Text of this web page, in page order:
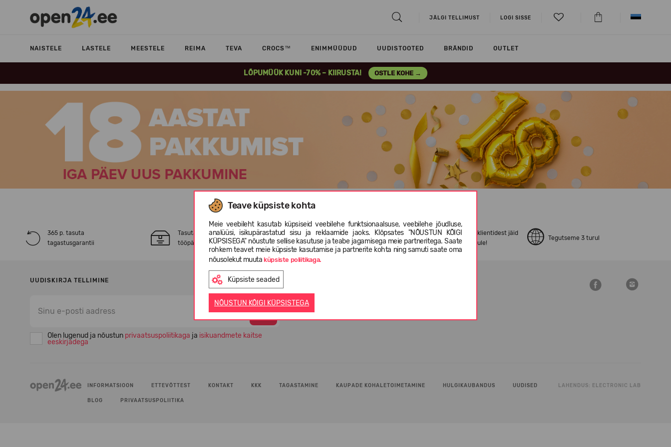
JÄLGI TELLIMUST LOGI SISSE
NAISTELE LASTELE MEESTELE REIMA TEVA CROCS™ ENIMMÜÜDUD UUDISTOOTED BRÄNDID OUTLET
LÕPUMÜÜK KUNI -70% – KIIRUSTA! OSTLE KOHE →
Teave küpsiste kohta
Meie veebileht kasutab küpsiseid veebilehe funktsionaalsuse, veebilehe jõudluse,
analüüsi, isikupärastatud sisu ja reklaamide jaoks. Klõpsates "NÕUSTUN KÕIGI
KÜPSISEGA" nõustute sellise kasutuse ja teabe jagamisega meie partneritega. Saate
rohkem teavet meie küpsiste kasutamise ja partnerite kohta ning samuti saate oma
nõusolekut muutaküpsiste poliitikaga.
Küpsiste seaded
NÕUSTUN KÕIGI KÜPSISTEGA
365 p. tasuta
tagastusgarantii
Tasuta* tarne 2-4
tööpäeva jooksul
Valikus rohkem kui 5 000 erinevat
jalatsimudelit
99% Open24.ee klientidest jäid
oma ostuga rahule!
Tegutseme 3 turul
UUDISKIRJA TELLIMINE
Olen lugenud ja nõustun privaatsuspoliitikaga ja isikuandmete kaitse
eeskirjadega
INFORMATSIOON ETTEVÕTTEST KONTAKT KKK TAGASTAMINE KAUPADE KOHALETOIMETAMINE HULGIKAUBANDUS UUDISED
BLOG PRIVAATSUSPOLIITIKA
LAHENDUS: ELECTRONIC LAB